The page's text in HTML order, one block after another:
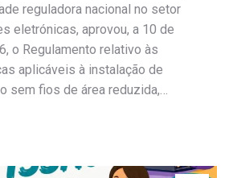
reguladora nacional no setor
eletrónicas, aprovou, a 10 de
o Regulamento relativo às
aplicáveis à instalação de
sem fios de área reduzida,…